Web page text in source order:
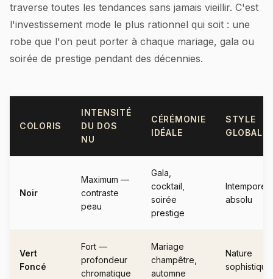
traverse toutes les tendances sans jamais vieillir. C'est
l'investissement mode le plus rationnel qui soit : une
robe que l'on peut porter à chaque mariage, gala ou
soirée de prestige pendant des décennies.
COLORIS
INTENSITÉ
DU DOS
NU
CÉRÉMONIE
IDÉALE
STYLE
GLOBAL
Noir
Maximum —
contraste
peau
Gala,
cocktail,
soirée
prestige
Intemporel
absolu
Vert
Foncé
Fort —
profondeur
chromatique
Mariage
champêtre,
automne
Nature